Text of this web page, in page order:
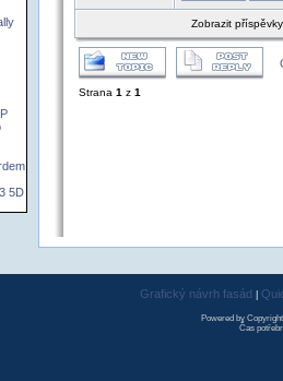
5D
Zobrazit
Strana 1 z 1
Grafický návrh fasád
Powered by
Čas